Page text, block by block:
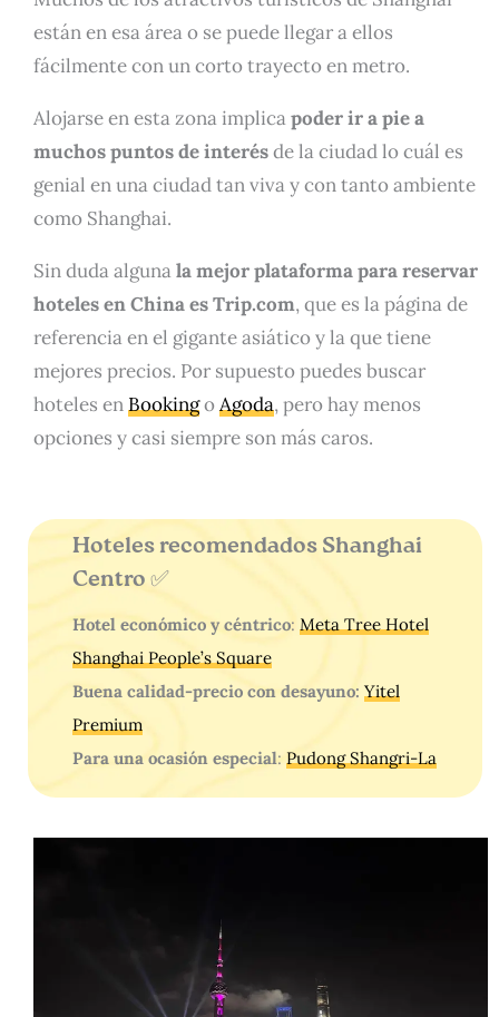
están en esa área o se puede llegar a ellos
fácilmente con un corto trayecto en metro.
Alojarse en esta zona implicapoder ir a pie a
muchos puntos de interésde la ciudad lo cuál es
genial en una ciudad tan viva y con tanto ambiente
como Shanghai.
Sin duda algunala mejor plataforma para reservar
hoteles en China es Trip.com, que es la página de
referencia en el gigante asiático y la que tiene
mejores precios. Por supuesto puedes buscar
hoteles enBookingoAgoda, pero hay menos
opciones y casi siempre son más caros.
Hoteles recomendados Shanghai
Centro ✅
Hotel económico y céntrico: Meta Tree Hotel
Shanghai People’s Square
Buena calidad-precio con desayuno: Yitel
Premium
Para una ocasión especial: Pudong Shangri-La